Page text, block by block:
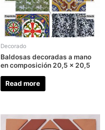
Decorado
Baldosas decoradas a mano
en composición 20,5 x 20,5
Read more